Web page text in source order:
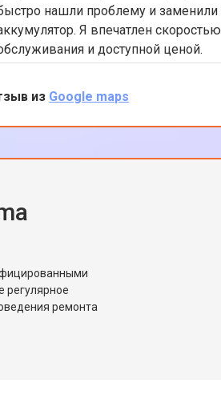
нашли проблему и заменили
Я впечатлен скоростью
и доступной ценой.
телефон теперь работает как
новый. Отличный сервис, который я
рекомендую всем владельцам
Digma.
из Google maps
регулярное
ремонта